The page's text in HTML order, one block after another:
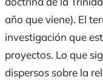
año que viene). El
investigación que
proyectos. Lo que
dispersos sobre la